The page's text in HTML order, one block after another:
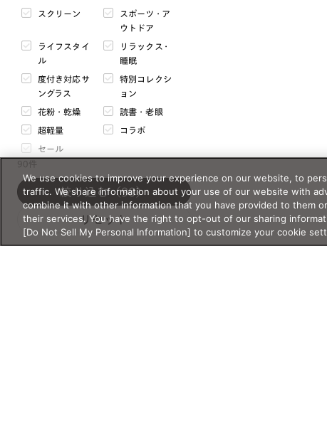
ブリッジ幅
テンプル
mm
天地幅
サイズについて
フレームの重さ
g 〜 g
スクリーン
スポーツ・ア
ウトドア
ライフスタイ
ル
リラックス・
睡眠
度付き対応サ
ングラス
特別コレクシ
ョン
花粉・乾燥 読書・老眼
超軽量 コラボ
セール
価格・価格タイプ
¥ 〜¥
90件
リセット
絞り込む（90）
We use cookies to improve your experience on our website, to
traffic. We share information about your use of our website with
combine it with other information that you have provided to them
their services. You have the right to opt-out of our sharing
[Do Not Sell My Personal Information] to customize your cookie